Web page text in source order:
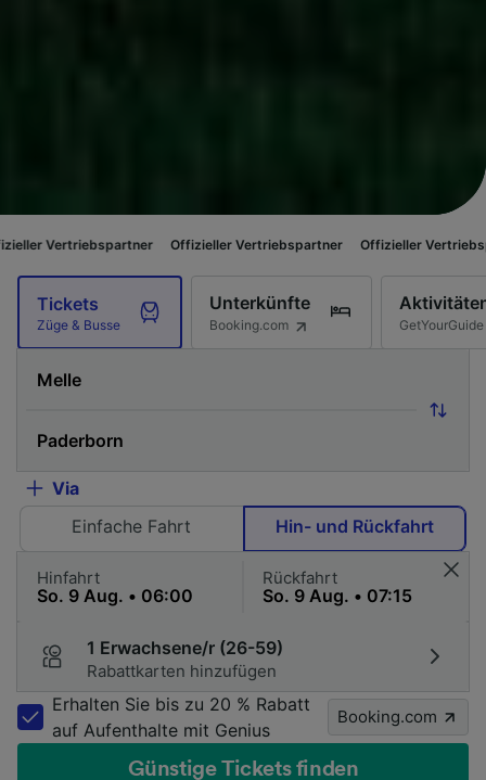
Offizieller Vertriebspartner Offizieller Vertriebspartner
Tickets
Züge & Busse
Unterkünfte
Booking.com GetYourGuide
Via
Einfache Fahrt
Hin- und Rückfahrt
Hinfahrt Rückfahrt
1 Erwachsene/r (26-59)
Rabattkarten hinzufügen
Erhalten Sie bis zu 20 % Rabatt
auf Aufenthalte mit Genius
Booking.com
Günstige Tickets finden